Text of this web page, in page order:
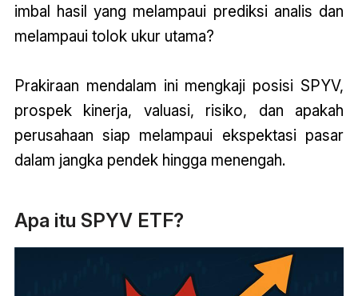
imbal hasil yang melampaui prediksi analis dan
melampaui tolok ukur utama?
Prakiraan mendalam ini mengkaji posisi SPYV,
prospek kinerja, valuasi, risiko, dan apakah
perusahaan siap melampaui ekspektasi pasar
dalam jangka pendek hingga menengah.
Apa itu SPYV ETF?